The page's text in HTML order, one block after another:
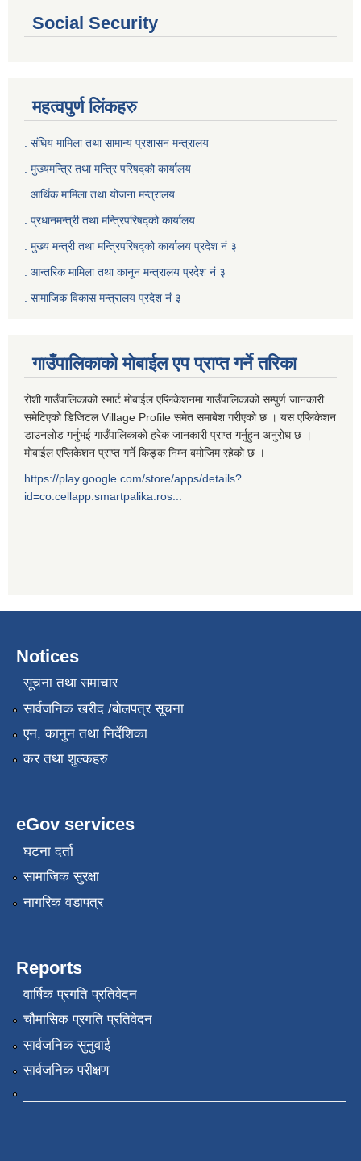
Social Security
महत्वपुर्ण लिंकहरु
. संघिय मामिला तथा सामान्य प्रशासन मन्त्रालय
. मुख्यमन्त्रि तथा मन्त्रि परिषद्को कार्यालय
. आर्थिक मामिला तथा योजना मन्त्रालय
. प्रधानमन्त्री तथा मन्त्रिपरिषद्को कार्यालय
मुख्य मन्त्री तथा मन्त्रिपरिषद्को कार्यालय प्रदेश नं ३
आन्तरिक मामिला तथा कानून मन्त्रालय प्रदेश नं ३
सामाजिक विकास मन्त्रालय प्रदेश नं ३
गाउँपालिकाको मोबाईल एप प्राप्त गर्ने तरिका
रोशी गाउँपालिकाको स्मार्ट मोबाईल एप्लिकेशनमा गाउँपालिकाको सम्पुर्ण जानकारी
समेटिएको डिजिटल Village Profile समेत समाबेश गरीएको छ । यस एप्लिकेशन
डाउनलोड गर्नुभई गाउँपालिकाको हरेक जानकारी प्राप्त गर्नुहुन अनुरोध छ ।
मोबाईल एप्लिकेशन प्राप्त गर्ने किङ्क निम्न बमोजिम रहेको छ ।
https://play.google.com/store/apps/details?
id=co.cellapp.smartpalika.ros...
Notices
सूचना तथा समाचार
सार्वजनिक खरीद /बोलपत्र सूचना
एन, कानुन तथा निर्देशिका
कर तथा शुल्कहरु
eGov services
घटना दर्ता
सामाजिक सुरक्षा
नागरिक वडापत्र
Reports
वार्षिक प्रगति प्रतिवेदन
चौमासिक प्रगति प्रतिवेदन
सार्वजनिक सुनुवाई
सार्वजनिक परीक्षण